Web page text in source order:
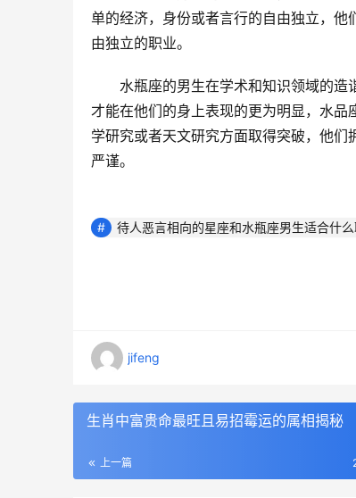
单的经济，身份或者言行的自由独立，
由独立的职业。
水瓶座的男生在学术和知识领域的造
才能在他们的身上表现的更为明显，水
学研究或者天文研究方面取得突破，他
严谨。
待人恶言相向的星座和水瓶座男生适合什
jifeng
生肖中富贵命最旺且易招霉运的属相揭秘
上一篇